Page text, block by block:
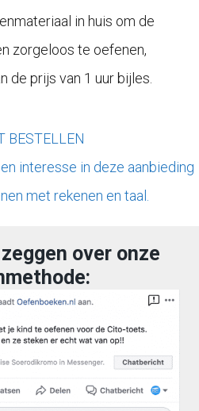
in huis om de
zorgeloos te oefenen,
de prijs van 1 uur bijles.
BESTELLEN
interesse in deze aanbieding
met rekenen en taal.
over onze